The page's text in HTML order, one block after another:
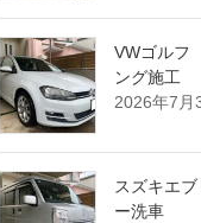
VWゴルフ
ング施工
2026年7月
スズキエ
ー洗車